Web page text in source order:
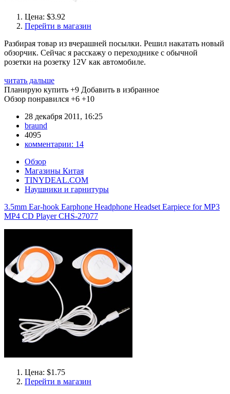
Цена: $3.92
Перейти в магазин
Разбирая товар из вчерашней посылки. Решил накатать новый
обзорчик. Сейчас я расскажу о переходнике с обычной
розетки на розетку 12V как автомобиле.
читать дальше
Планирую купить +9 Добавить в избранное
Обзор понравился +6 +10
28 декабря 2011, 16:25
braund
4095
комментарии: 14
Обзор
Магазины Китая
TINYDEAL.COM
Наушники и гарнитуры
3.5mm Ear-hook Earphone Headphone Headset Earpiece for MP3
MP4 CD Player CHS-27077
Цена: $1.75
Перейти в магазин